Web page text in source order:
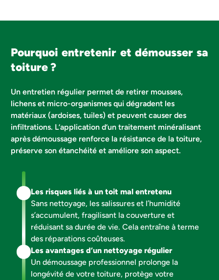
Pourquoi entretenir et démousser sa
toiture ?
Un entretien régulier permet de retirer mousses,
lichens et micro-organismes qui dégradent les
matériaux (ardoises, tuiles) et peuvent causer des
infiltrations. L’application d’un traitement minéralisant
après démoussage renforce la résistance de la toiture,
préserve son étanchéité et améliore son aspect.
Les risques liés à un toit mal entretenu
Sans nettoyage, les salissures et l’humidité
s’accumulent, fragilisant la couverture et
réduisant sa durée de vie. Cela entraîne à terme
des réparations coûteuses.
Les avantages d’un nettoyage régulier
Un démoussage professionnel prolonge la
longévité de votre toiture, protège votre